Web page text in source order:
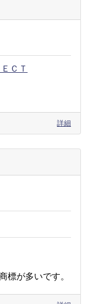
ＣＴ
詳細
標が多いです。